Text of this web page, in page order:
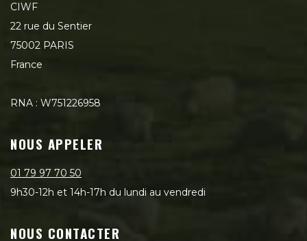
CIWF
22 rue du Sentier
75002 PARIS
France
RNA : W751226958
NOUS APPELER
01 79 97 70 50
9h30-12h et 14h-17h du lundi au vendredi
NOUS CONTACTER